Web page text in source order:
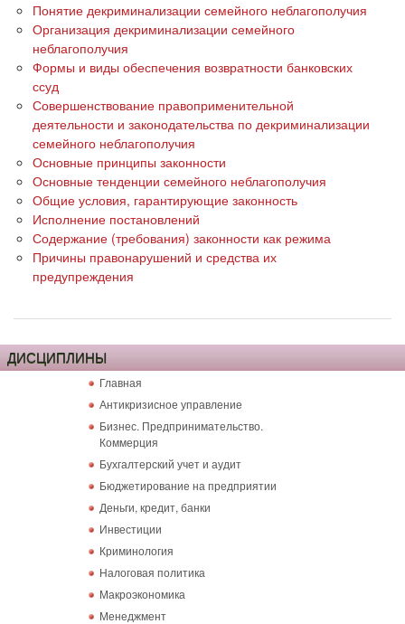
Понятие декриминализации семейного неблагополучия
Организация декриминализации семейного
неблагополучия
Формы и виды обеспечения возвратности банковских
ссуд
Совершенствование правоприменительной
деятельности и законодательства по декриминализации
семейного неблагополучия
Основные принципы законности
Основные тенденции семейного неблагополучия
Общие условия, гарантирующие законность
Исполнение постановлений
Содержание (требования) законности как режима
Причины правонарушений и средства их
предупреждения
ДИСЦИПЛИНЫ
Главная
Антикризисное управление
Бизнес. Предпринимательство.
Коммерция
Бухгалтерский учет и аудит
Бюджетирование на предприятии
Деньги, кредит, банки
Инвестиции
Криминология
Налоговая политика
Макроэкономика
Менеджмент